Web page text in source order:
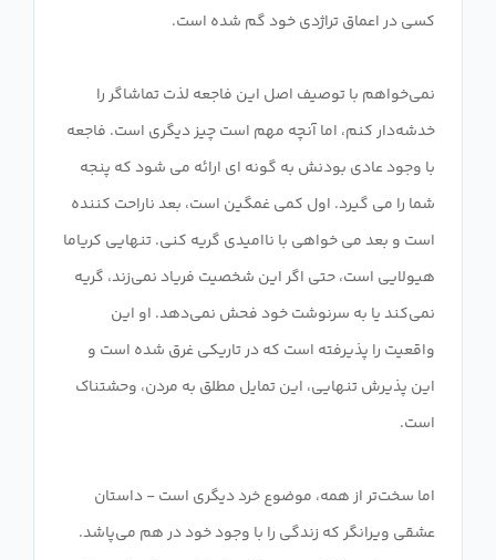
نمی‌خواهم با توصیف اصل این فاجعه لذت تماشاگر را
خدشه‌دار کنم، اما آنچه مهم است چیز دیگری است. فاجعه
با وجود عادی بودنش به گونه ای ارائه می شود که پنجه
شما را می گیرد. اول کمی غمگین است، بعد ناراحت کننده
است و بعد می خواهی با ناامیدی گریه کنی. تنهایی کریاما
هیولایی است، حتی اگر این شخصیت فریاد نمی‌زند، گریه
نمی‌کند یا به سرنوشت خود فحش نمی‌دهد. او این
واقعیت را پذیرفته است که در تاریکی غرق شده است و
این پذیرش تنهایی، این تمایل مطلق به مردن، وحشتناک
اما سخت‌تر از همه، موضوع خرد دیگری است - داستان
عشقی ویرانگر که زندگی را با وجود خود در هم می‌پاشد.